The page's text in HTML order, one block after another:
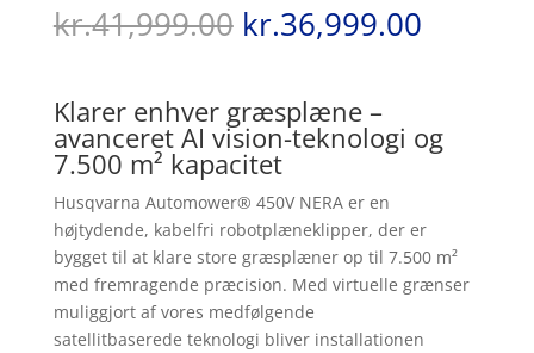
kr.41,999.00 Den
oprindelige
var:
kr.41,999.00.
kr.36,999.00Den
Klarer enhver græsplæne –
avanceret AI vision-teknologi og
7.500 m² kapacitet
Husqvarna Automower® 450V NERA er en
højtydende, kabelfri robotplæneklipper, der er
bygget til at klare store græsplæner op til 7.500 m²
med fremragende præcision. Med virtuelle grænser
muliggjort af vores medfølgende
satellitbaserede teknologi bliver installationen